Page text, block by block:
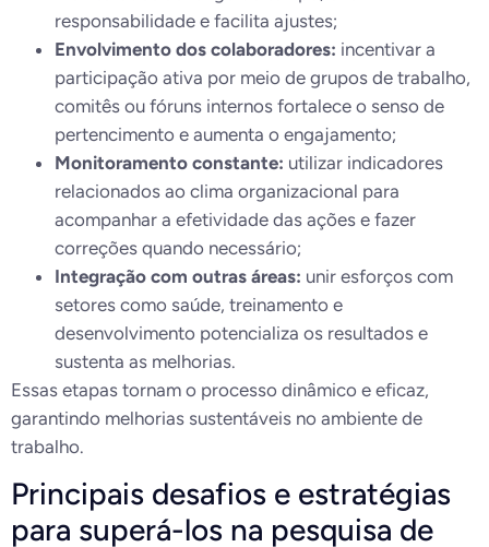
responsabilidade e facilita ajustes;
Envolvimento dos colaboradores: incentivar a
participação ativa por meio de grupos de trabalho,
comitês ou fóruns internos fortalece o senso de
pertencimento e aumenta o engajamento;
Monitoramento constante: utilizar indicadores
relacionados ao clima organizacional para
acompanhar a efetividade das ações e fazer
correções quando necessário;
Integração com outras áreas: unir esforços com
setores como saúde, treinamento e
desenvolvimento potencializa os resultados e
sustenta as melhorias.
Essas etapas tornam o processo dinâmico e eficaz,
garantindo melhorias sustentáveis no ambiente de
trabalho.
Principais desafios e estratégias
para superá-los na pesquisa de